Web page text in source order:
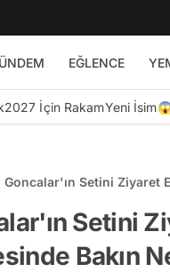
EĞLENCE
2027 İçin RakamYeni
Goncalar'ın Setini Ziyaret
Setini
Bakın